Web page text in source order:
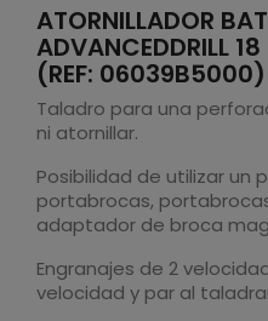
ATORNILLADOR
ADVANCEDDRILL
(REF: 06039B5000)
Taladro para una
ni atornillar.
Posibilidad de utilizar un
portabrocas,
adaptador de broca
Engranajes de 2
velocidad y par al